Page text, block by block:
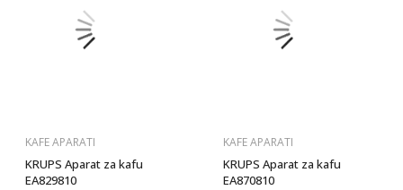
KAFE APARATI
KRUPS Aparat za kafu
EA829810
KAFE APARATI
KRUPS Aparat za kafu
EA870810